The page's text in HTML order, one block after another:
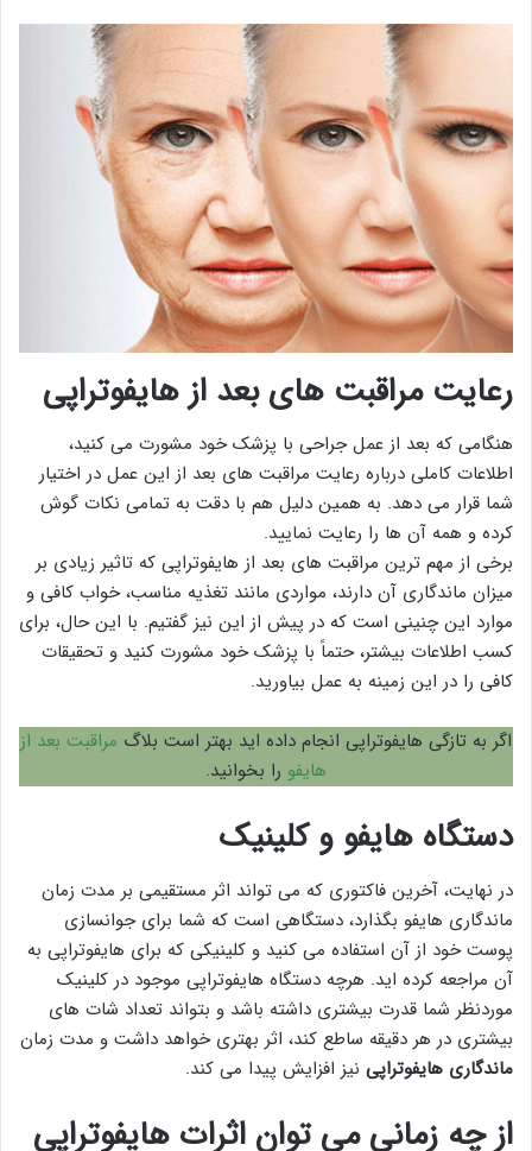
رعایت مراقبت های بعد از هایفوتراپی
هنگامی که بعد از عمل جراحی با پزشک خود مشورت می کنید،
اطلاعات کاملی درباره رعایت مراقبت های بعد از این عمل در اختیار
شما قرار می دهد. به همین دلیل هم با دقت به تمامی نکات گوش
کرده و همه آن ها را رعایت نمایید.
برخی از مهم ترین مراقبت های بعد از هایفوتراپی که تاثیر زیادی بر
میزان ماندگاری آن دارند، مواردی مانند تغذیه مناسب، خواب کافی و
موارد این چنینی است که در پیش از این نیز گفتیم. با این حال، برای
کسب اطلاعات بیشتر، حتماً با پزشک خود مشورت کنید و تحقیقات
کافی را در این زمینه به عمل بیاورید.
اگر به تازگی هایفوتراپی انجام داده اید بهتر است بلاگ مراقبت بعد از
هایفو را بخوانید.
دستگاه هایفو و کلینیک
در نهایت، آخرین فاکتوری که می تواند اثر مستقیمی بر مدت زمان
ماندگاری هایفو بگذارد، دستگاهی است که شما برای جوانسازی
پوست خود از آن استفاده می کنید و کلینیکی که برای هایفوتراپی به
آن مراجعه کرده اید. هرچه دستگاه هایفوتراپی موجود در کلینیک
موردنظر شما قدرت بیشتری داشته باشد و بتواند تعداد شات های
بیشتری در هر دقیقه ساطع کند، اثر بهتری خواهد داشت و مدت زمان
ماندگاری هایفوتراپی نیز افزایش پیدا می کند.
از چه زمانی می توان اثرات هایفوتراپی